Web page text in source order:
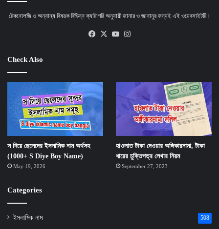
টেকনোলজি ও অন্যান্য বিষয়ক বিভিন্ন ক্যাটাগরি অনুযায়ী জানার ও জানানুর জন্যই এই ওয়েবসাইটটি।
Facebook
X YouTube
Check Also
স দিয়ে ছেলেদের ইসলামিক নাম অর্থসহ
(1000+ S Diye Boy Name)
May 19, 2026
হাওলাত টাকা দেওয়ার অঙ্গিকারনামা, টাকা
ধারের চুক্তিপত্র লেখার নিয়ম
September 27, 2023
Categories
ইসলামিক নাম 508